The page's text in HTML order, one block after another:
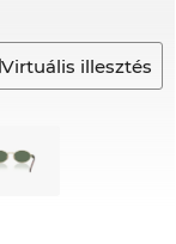
Virtuális illesztés